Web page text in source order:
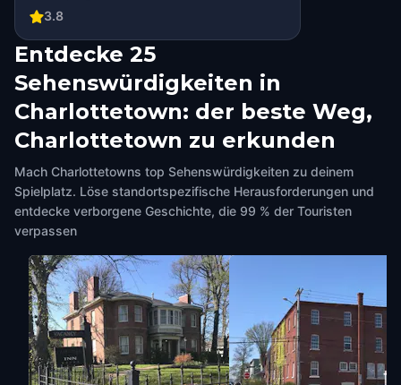
3.8
Entdecke 25
Sehenswürdigkeiten in
Charlottetown: der beste Weg,
Charlottetown zu erkunden
Mach Charlottetowns top Sehenswürdigkeiten zu deinem
Spielplatz. Löse standortspezifische Herausforderungen und
entdecke verborgene Geschichte, die 99 % der Touristen
verpassen